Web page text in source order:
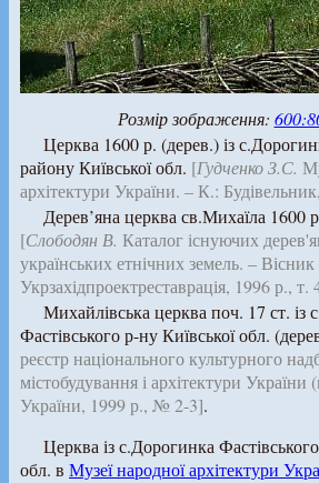
Розмір зображення:
Церква 1600 р. (дерев.) із
району Київської обл. [Гудченко З.С.
архітектури України. – К.:
Дерев’яна церква св.Михаїла 1600
[Слободян В. Каталог існуючих
українських етнічних земель. – Вісник
Укрзахідпроектреставрація, 1996 р., т.
Михайлівська церква поч. 17 ст. із
Фастівського р-ну Київської обл.
реєстр національного культурного
містобудування і архітектури
України, 1999 р., № 2-3].
Церква із с.Дорогинка
обл. в Музеї народної архітектури